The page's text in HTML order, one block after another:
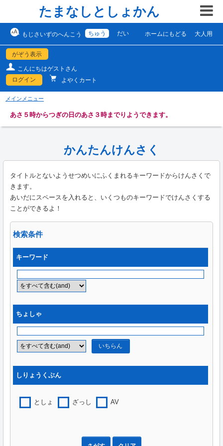
たまなしとしょかん
もじさいずのへんこう ちゅう だい ホームにもどる 大人用
がぞう表示
こんにちはゲストさん
ログイン
よやくカート
メインメニュー
あさ５時からつぎの日のあさ３時までりようできます。
かんたんけんさく
タイトルとないようせつめいにふくまれるキーワードからけんさくで
きます。
あいだにスペースを入れると、いくつものキーワードでけんさくする
ことができるよ！
検索条件
キーワード
ちょしゃ
いちらん
しりょうくぶん
としょ ざっし AV